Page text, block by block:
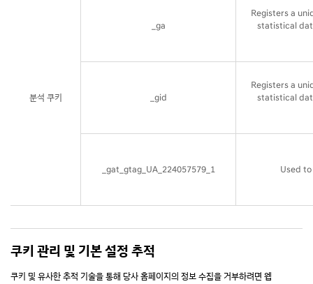
분석 쿠키
_ga
Registers a
statistical
_gid
Registers a
statistical
_gat_gtag_UA_224057579_1 Used
쿠키 관리 및 기본 설정 추적
쿠키 및 유사한 추적 기술을 통해 당사 홈페이지의 정보 수집을 거부하려면 웹